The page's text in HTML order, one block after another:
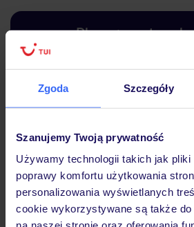
Zgoda Szczegóły
Szanujemy Twoją prywatność
Używamy technologii takich jak pliki
poprawy komfortu użytkowania
personalizowania wyświetlanych
cookie wykorzystywane są także
Dlaczego warto
Lider niskich cen
Hotel